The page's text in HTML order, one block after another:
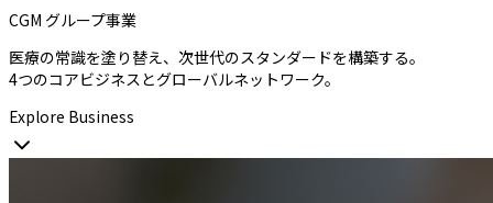
CGM グループ事業
医療の常識を塗り替え、次世代のスタンダードを構築する。
4つのコアビジネスとグローバルネットワーク。
Explore Business